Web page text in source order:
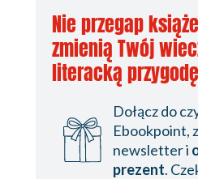
Nie przegap
zmienią Twój
literacką
Dołącz do
Ebookpoint,
newsletter i
prezent.